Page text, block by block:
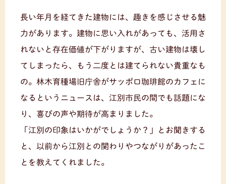
長い年月を経てきた建物には、趣きを感じさせる魅
力があります。建物に思い入れがあっても、活用さ
れないと存在価値が下がりますが、古い建物は壊し
てしまったら、もう二度とは建てられない貴重なも
の。林木育種場旧庁舎がサッポロ珈琲館のカフェに
なるというニュースは、江別市民の間でも話題にな
り、喜びの声や期待が高まりました。
「江別の印象はいかがでしょうか？」とお聞きする
と、以前から江別との関わりやつながりがあったこ
とを教えてくれました。